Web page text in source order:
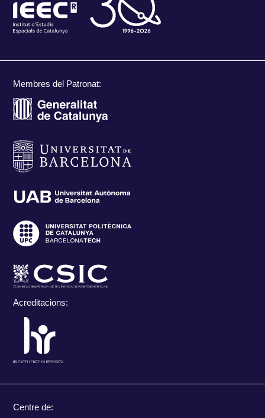
Membres del Patronat:
Acreditacions:
Centre de: